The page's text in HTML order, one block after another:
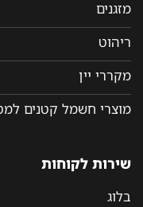
מזגנים
ריהוט
מקררי יין
מוצרי חשמל קטנים
שירות לקוחות
בלוג